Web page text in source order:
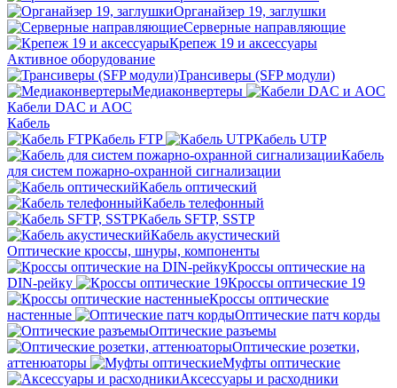
Органайзер 19, заглушки
Серверные направляющие
Крепеж 19 и аксессуары
Активное оборудование
Трансиверы (SFP модули)
Медиаконвертеры
Кабели DAC и AOC
Кабель
Кабель FTP
Кабель UTP
Кабель
для систем пожарно-охранной сигнализации
Кабель оптический
Кабель телефонный
Кабель SFTP, SSTP
Кабель акустический
Оптические кроссы, шнуры, компоненты
Кроссы оптические на
DIN-рейку
Кроссы оптические 19
Кроссы оптические
настенные
Оптические патч корды
Оптические разъемы
Оптические розетки,
аттенюаторы
Муфты оптические
Аксессуары и расходники